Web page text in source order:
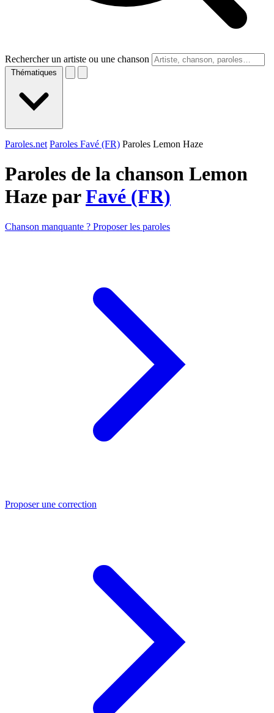
Rechercher un artiste ou une chanson
Thématiques
Paroles.net Paroles Favé (FR) Paroles Lemon Haze
Paroles de la chanson Lemon
Haze parFavé (FR)
Chanson manquante ? Proposer les paroles
Proposer une correction